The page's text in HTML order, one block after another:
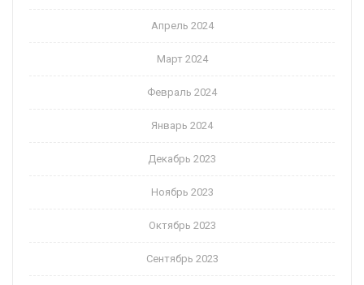
Апрель 2024
Март 2024
Февраль 2024
Январь 2024
Декабрь 2023
Ноябрь 2023
Октябрь 2023
Сентябрь 2023